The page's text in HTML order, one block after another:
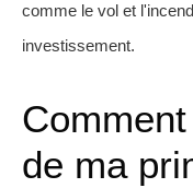
comme le vol et
investissement.
de ma